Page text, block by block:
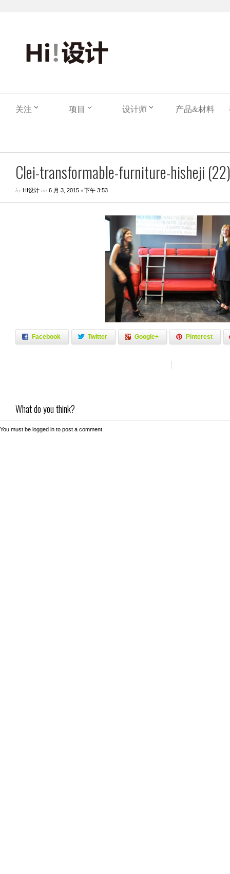
关注 项目 设计师 产品&材料
Clei-transformable-furniture-hisheji (22)
by HI设计 on 6 月 3, 2015 •下午 3:53
Facebook Twitter Google+ Pinterest
What do you think?
You must be logged in to post a comment.